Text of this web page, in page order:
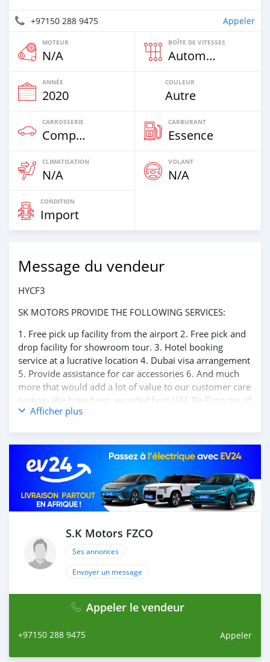
+97150 288 9475 Appeler
MOTEUR
N/A
BOÎTE DE VITESSES
Automatique
ANNÉE
2020
COULEUR
Autre
CARROSSERIE
Compacte
CARBURANT
Essence
CLIMATISATION
N/A
VOLANT
N/A
CONDITION
Import
Message du vendeur
HYCF3
SK MOTORS PROVIDE THE FOLLOWING SERVICES:
1. Free pick up facility from the airport 2. Free pick and
drop facility for showroom tour. 3. Hotel booking
service at a lucrative location 4. Dubai visa arrangement
5. Provide assistance for car accessories 6. And much
more that would add a lot of value to our customer care
section. We have been awarded best UAE Re-Exporter of
the year 2014. We have a specialized sales team that
relationship with our clients, because SK Motors cares.
A SK MOTORS FORNECE OS SEGUINTES SERVIÇOS: 1.
Recolha gratuita do aeroporto 2. Livre escolher e soltar
instalação para tour showroom. 3. Serviço de reserva de
hotel em um local lucrativo 4. Acordo de visto de Dubai
muito mais que acrescentaria muito valor ao nosso
atendimento ao cliente. Nós fomos premiados com o
melhor re-exportador dos Emirados Árabes Unidos
Afficher plus
S.K Motors FZCO
Ses annonces
Envoyer un message
Appeler le vendeur
+97150 288 9475 Appeler